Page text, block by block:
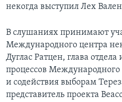
некогда выступил Лех
В слушаниях принимают
Международного центра
Дуглас Ратцен, глава
процессов
и содействия выборам
представитель проекта